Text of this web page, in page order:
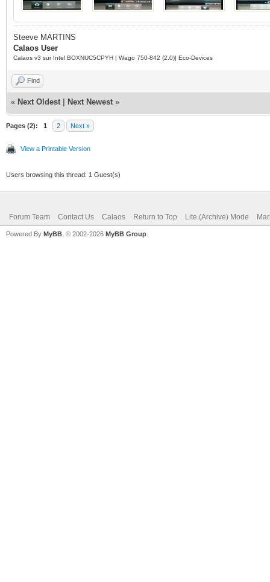
Steeve MARTINS
Calaos User
Calaos v3 sur Intel BOXNUC5CPYH | Wago 750-842 (2.0)| Eco-Devices
Find
« Next Oldest Next Newest »
Pages (2): 1 2 Next »
View a Printable Version
Users browsing this thread: 1 Guest(s)
Forum Team Contact Us Calaos Return to Top Lite (Archive) Mode
Powered By MyBB , © 2002-2026 MyBB Group